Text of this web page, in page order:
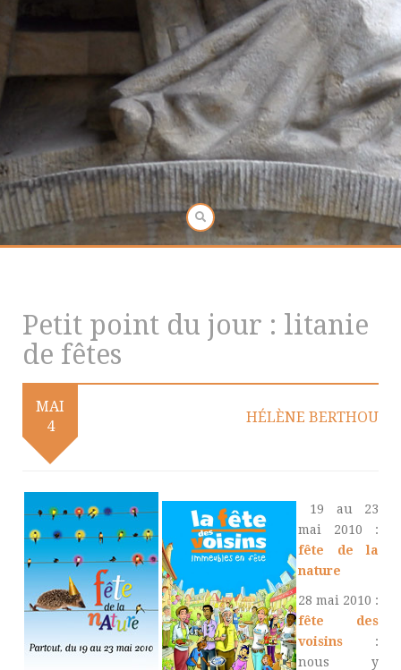
Petit point du jour : litanie
de fêtes
MAI
4
HÉLÈNE BERTHOU
19 au 23
mai 2010 :
fête de la
nature
28 mai 2010 :
fête des
voisins :
nous y